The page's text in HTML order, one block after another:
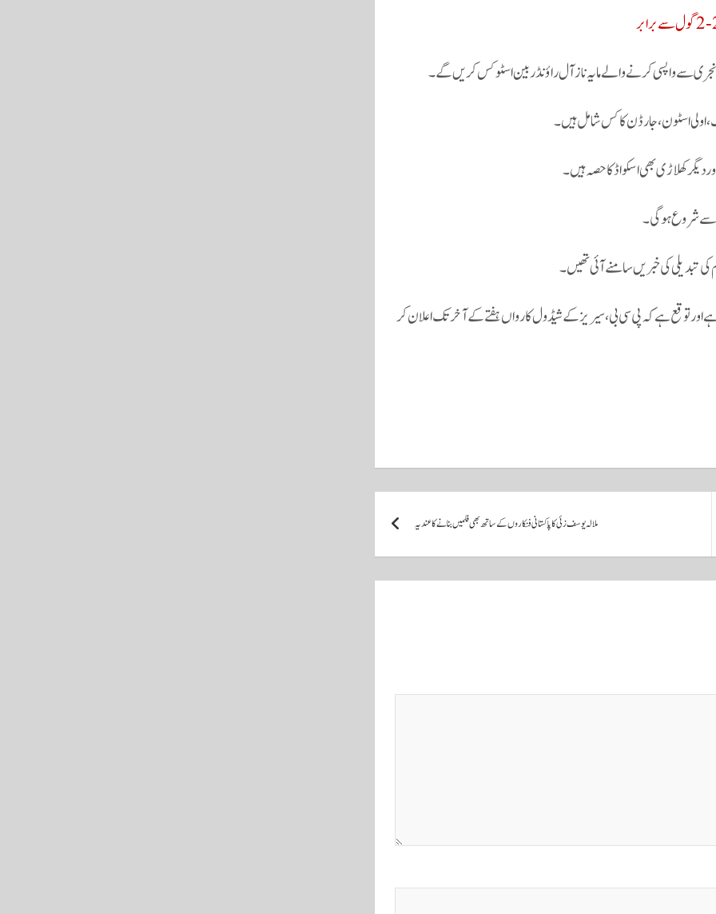
اولی اسٹون، جارڈن کاکس شامل ہیں۔
کھلاڑی بھی اسکواڈ کا حصہ ہیں۔
تبدیلی کی خبریں سامنے آئی تھیں۔
اور توقع ہے کہ پی سی بی، سیریز کے شیڈول کا رواں ہفتے کے آخر تک اعلان کر
ملالہ یوسف زئی کا پاکستانی فنکاروں کے ساتھ بھی فلمیں بنانے کا عندیہ